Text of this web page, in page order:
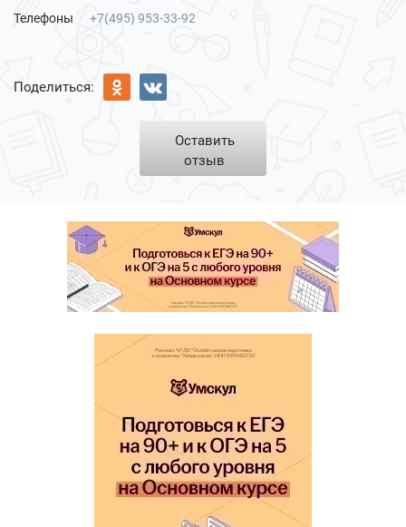
Телефоны
+7(495) 953-33-92
Поделиться:
Оставить
отзыв